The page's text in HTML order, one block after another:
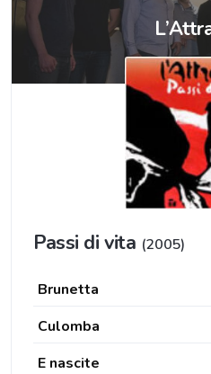
Passi di vita (2005)
Brunetta
Culomba
E nascite